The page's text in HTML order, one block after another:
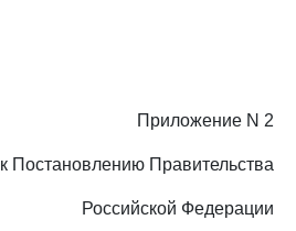
Приложение N 2
к Постановлению Правительства
Российской Федерации